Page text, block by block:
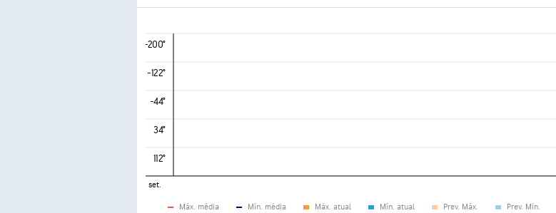
-200°
-122°
-44°
34°
112°
set.
Máx. média Mín. média Máx. atual Mín. atual Prev. Máx. Prev. Mín.